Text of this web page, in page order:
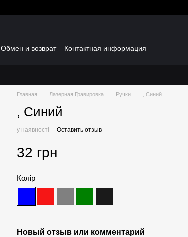
Обмен и возврат Контактная информация
Главная Лазерная Гравировка Ручки , Синий
, Синий
у наявності Оставить отзыв
32 грн
Колір
Новый отзыв или комментарий